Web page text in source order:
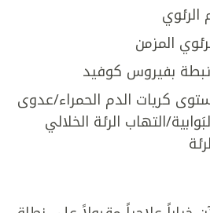
المزمن
بفيروس كوفيد
كريات الدم الحمراء/عدوى
التهاب الرئة الخلالي